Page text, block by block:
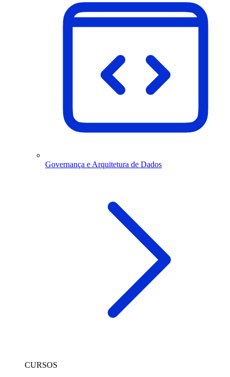
Governança e Arquitetura de Dados
CURSOS